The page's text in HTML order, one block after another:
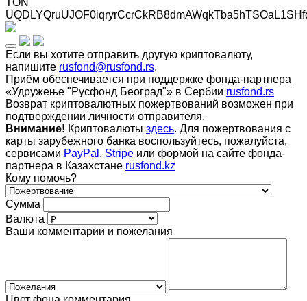
Если вы хотите отправить другую криптовалюту,
напишите rusfond@rusfond.rs.
Приём обеспечивается при поддержке фонда-партнера
«Удружење "Русфонд Београд"» в Сербии rusfond.rs
Возврат криптовалютных пожертвований возможен при
подтверждении личности отправителя.
Внимание! Криптовалюты здесь. Для пожертвования с
карты зарубежного банка воспользуйтесь, пожалуйста,
сервисами PayPal , Stripe или формой на сайте фонда-
партнера в Казахстане rusfond.kz
Кому помочь?
Сумма
Валюта
Ваши комментарии и пожелания